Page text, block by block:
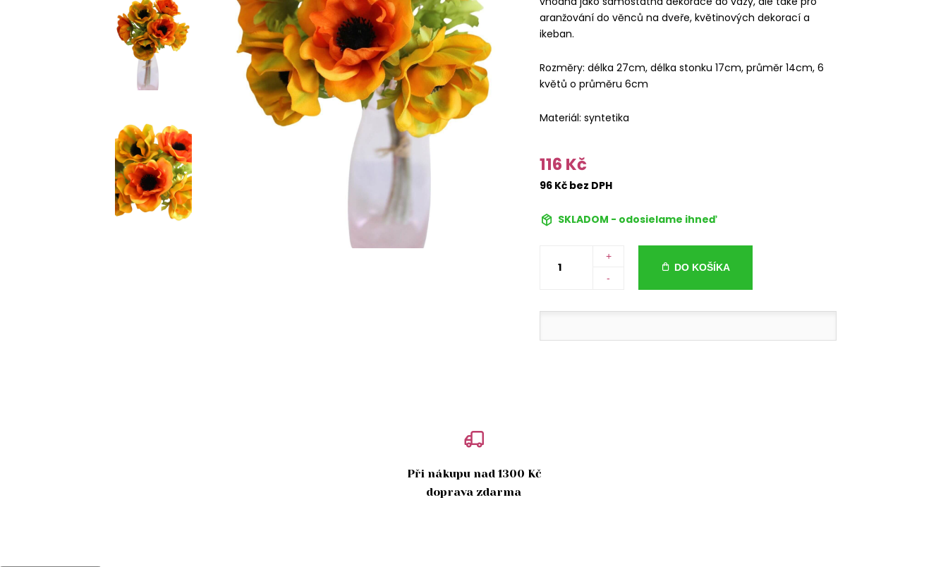
aranžování do věnců na dveře, květinových dekorací a
ikeban.
Rozměry: délka 27cm, délka stonku 17cm, průměr 14cm, 6
květů o průměru 6cm
Materiál: syntetika
116 Kč
96 Kč bez DPH
SKLADOM - odosielame ihneď
+
-
DO KOŠÍKA
Při nákupu nad 1300 Kč
doprava zdarma